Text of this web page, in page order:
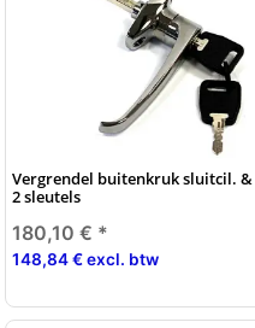
Vergrendel buitenkruk sluitcil. &
2 sleutels
180,10 € *
148,84 € excl. btw